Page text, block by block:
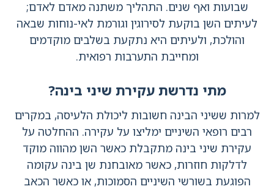
שבועות ואף שנים. התהליך משתנה מאדם לאדם;
לעיתים השן בוקעת לסירוגין וגורמת לאי-נוחות שבאה
והולכת, ולעיתים היא נתקעת בשלבים מוקדמים
ומחייבת התערבות רפואית.
מתי נדרשת עקירת שיני בינה?
למרות ששיני הבינה חשובות ליכולת הלעיסה, במקרים
רבים רופאי השיניים ימליצו על עקירה. ההחלטה על
עקירת שיני בינה מתקבלת כאשר השן מהווה מוקד
לדלקות חוזרות, כאשר מאובחנת שן בינה עקומה
הפוגעת בשורשי השיניים הסמוכות, או כאשר הכאב